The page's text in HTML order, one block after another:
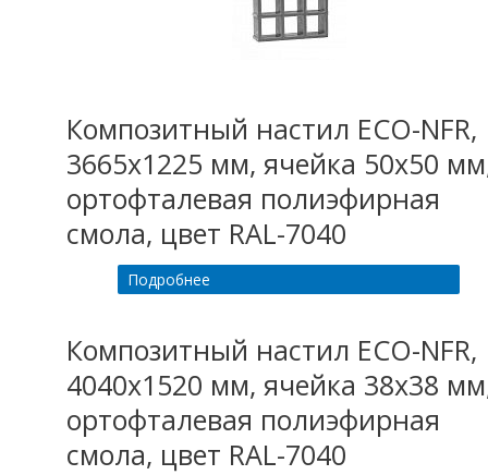
Композитный настил ECO-NFR,
3665х1225 мм, ячейка 50х50
ортофталевая полиэфирная
смола, цвет RAL-7040
Подробнее
Композитный настил ECO-NFR,
4040х1520 мм, ячейка 38х38
ортофталевая полиэфирная
смола, цвет RAL-7040